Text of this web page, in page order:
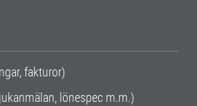
fakturor)
lönespec m.m.)